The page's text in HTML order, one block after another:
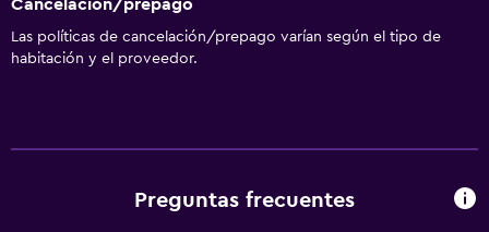
Cancelación/prepago
Las políticas de cancelación/prepago varían según el tipo de
habitación y el proveedor.
Preguntas frecuentes